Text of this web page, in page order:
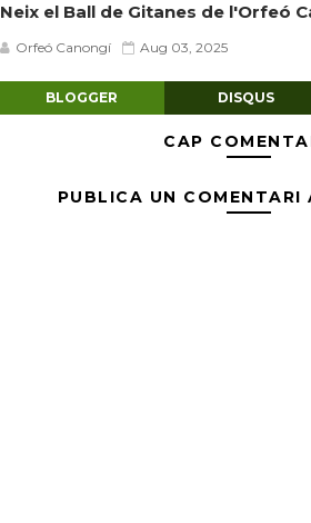
Neix el Ball de Gitanes de l'Orfeó
Orfeó Canongí Aug 03, 2025
BLOGGER DISQUS
CAP
PUBLICA UN COMENTARI